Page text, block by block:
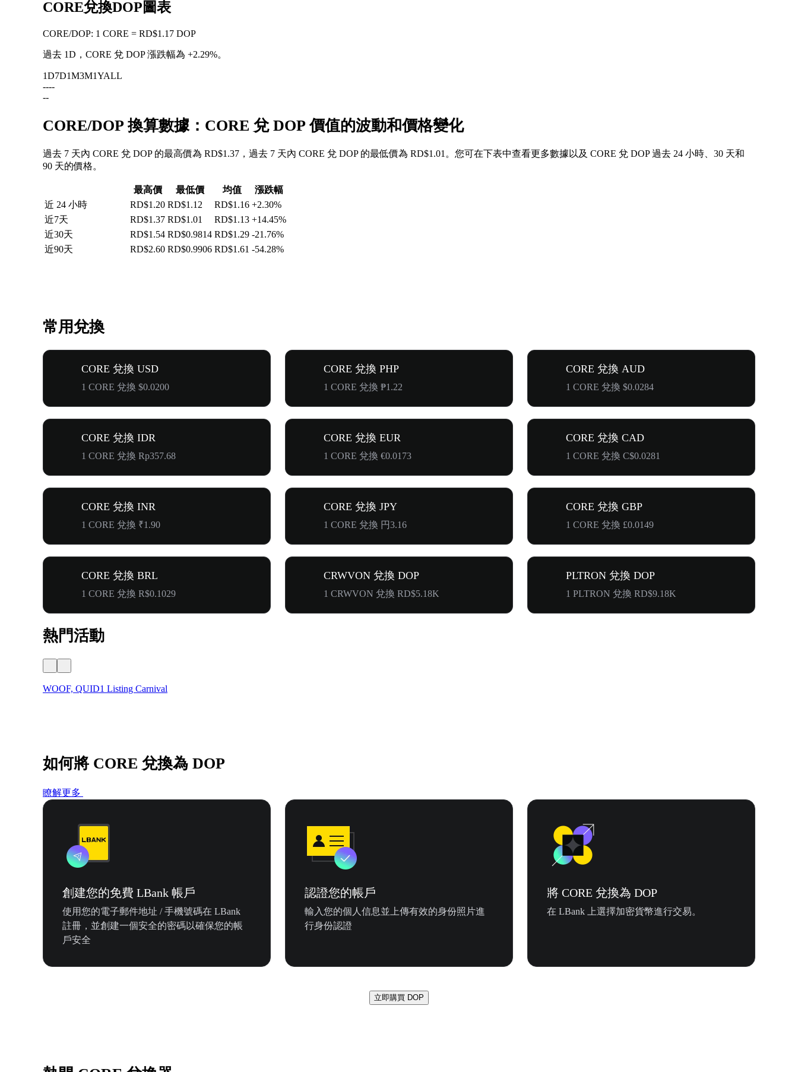
CORE兌換DOP圖表
CORE/DOP: 1 CORE = RD$1.17 DOP
過去 1D，CORE 兌 DOP 漲跌幅為 +2.29%。
1D7D1M3M1YALL
----
--
CORE/DOP 換算數據：CORE 兌 DOP 價值的波動和價格變化
過去 7 天內 CORE 兌 DOP 的最高價為 RD$1.37，過去 7 天內 CORE 兌 DOP 的最低價為 RD$1.01。您可在下表中查看更多數據以及 CORE 兌 DOP 過去 24 小時、30 天和
90 天的價格。
最高價 最低價 均值
漲跌幅
近 24 小時
RD$1.20 RD$1.12 RD$1.16 +2.30%
近7天
RD$1.37 RD$1.01 RD$1.13 +14.45%
近30天
RD$1.54 RD$0.9814 RD$1.29 -21.76%
近90天
RD$2.60 RD$0.9906 RD$1.61 -54.28%
常用兌換
CORE 兌換 USD
1 CORE 兌換 $0.0200
CORE 兌換 PHP
1 CORE 兌換 ₱1.22
CORE 兌換 AUD
1 CORE 兌換 $0.0284
CORE 兌換 IDR
1 CORE 兌換 Rp357.68
CORE 兌換 EUR
1 CORE 兌換 €0.0173
CORE 兌換 CAD
1 CORE 兌換 C$0.0281
CORE 兌換 INR
1 CORE 兌換 ₹1.90
CORE 兌換 JPY
1 CORE 兌換 円3.16
CORE 兌換 GBP
1 CORE 兌換 £0.0149
CORE 兌換 BRL
1 CORE 兌換 R$0.1029
CRWVON 兌換 DOP
1 CRWVON 兌換 RD$5.18K
PLTRON 兌換 DOP
1 PLTRON 兌換 RD$9.18K
熱門活動
WOOF, QUID1 Listing Carnival
如何將 CORE 兌換為 DOP
瞭解更多
創建您的免費 LBank 帳戶
使用您的電子郵件地址 / 手機號碼在 LBank
註冊，並創建一個安全的密碼以確保您的帳
戶安全
認證您的帳戶
輸入您的個人信息並上傳有效的身份照片進
行身份認證
將 CORE 兌換為 DOP
在 LBank 上選擇加密貨幣進行交易。
立即購買 DOP